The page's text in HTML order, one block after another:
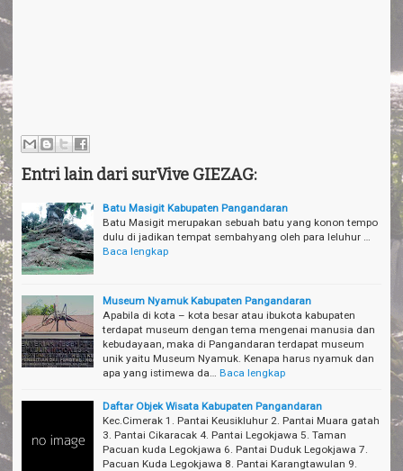
Entri lain dari surVive GIEZAG:
Batu Masigit Kabupaten Pangandaran
Batu Masigit merupakan sebuah batu yang konon tempo
dulu di jadikan tempat sembahyang oleh para leluhur …
Baca lengkap
Museum Nyamuk Kabupaten Pangandaran
Apabila di kota – kota besar atau ibukota kabupaten
terdapat museum dengan tema mengenai manusia dan
kebudayaan, maka di Pangandaran terdapat museum
unik yaitu Museum Nyamuk. Kenapa harus nyamuk dan
apa yang istimewa da… Baca lengkap
Daftar Objek Wisata Kabupaten Pangandaran
Kec.Cimerak 1. Pantai Keusikluhur 2. Pantai Muara gatah
3. Pantai Cikaracak 4. Pantai Legokjawa 5. Taman
Pacuan kuda Legokjawa 6. Pantai Duduk Legokjawa 7.
Pacuan Kuda Legokjawa 8. Pantai Karangtawulan 9.